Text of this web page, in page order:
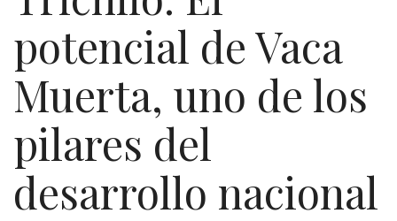
potencial de Vaca
Muerta, uno de los
pilares del
desarrollo nacional